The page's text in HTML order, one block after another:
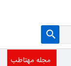
مجله مهتاطب